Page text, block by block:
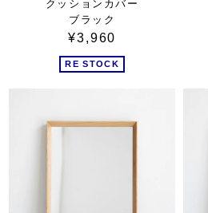
クッションカバー
ブラック
¥3,960
RE STOCK